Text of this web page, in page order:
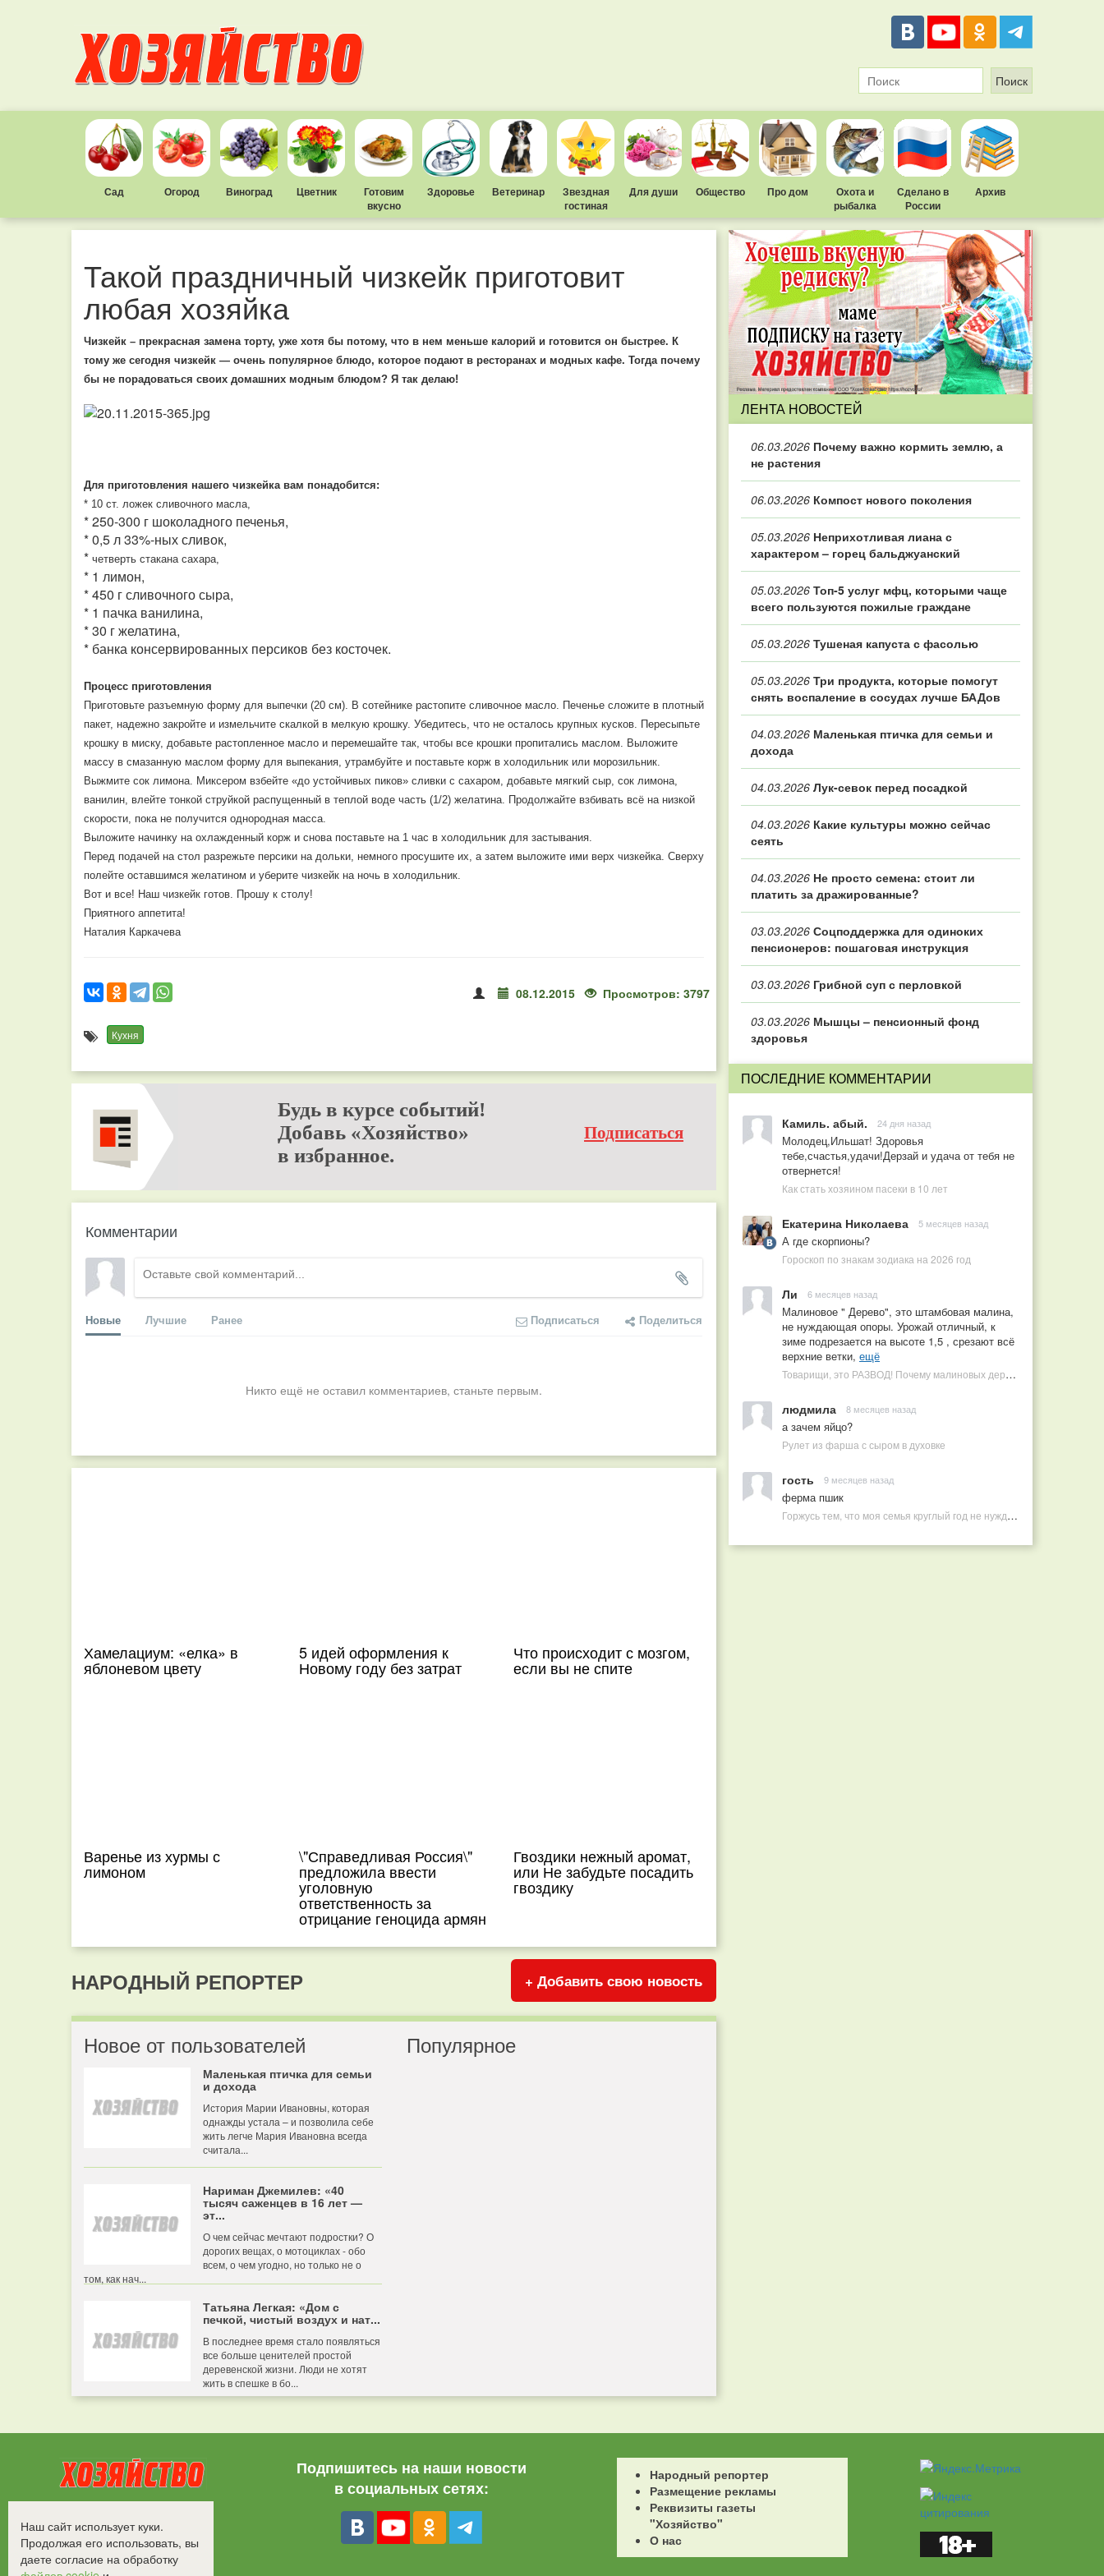
Сад Огород Виноград Цветник
Готовим
вкусно
Здоровье Ветеринар
Звездная
гостиная
Для души Общество Про дом
Охота и
рыбалка
Сделано в
России
Архив
Такой праздничный чизкейк приготовит
любая хозяйка
Чизкейк – прекрасная замена торту, уже хотя бы потому, что в нем меньше калорий и готовится он быстрее. К
тому же сегодня чизкейк — очень популярное блюдо, которое подают в ресторанах и модных кафе. Тогда почему
бы не порадоваться своих домашних модным блюдом? Я так делаю!
Для приготовления нашего чизкейка вам понадобится:
* 10 ст. ложек сливочного масла,
* 250-300 г шоколадного печенья,
* 0,5 л 33%-ных сливок,
* четверть стакана сахара,
* 1 лимон,
* 450 г сливочного сыра,
* 1 пачка ванилина,
* 30 г желатина,
* банка консервированных персиков без косточек.
Процесс приготовления
Приготовьте разъемную форму для выпечки (20 см). В сотейнике растопите сливочное масло. Печенье сложите в плотный
пакет, надежно закройте и измельчите скалкой в мелкую крошку. Убедитесь, что не осталось крупных кусков. Пересыпьте
крошку в миску, добавьте растопленное масло и перемешайте так, чтобы все крошки пропитались маслом. Выложите
массу в смазанную маслом форму для выпекания, утрамбуйте и поставьте корж в холодильник или морозильник.
Выжмите сок лимона. Миксером взбейте «до устойчивых пиков» сливки с сахаром, добавьте мягкий сыр, сок лимона,
ванилин, влейте тонкой струйкой распущенный в теплой воде часть (1/2) желатина. Продолжайте взбивать всё на низкой
скорости, пока не получится однородная масса.
Выложите начинку на охлажденный корж и снова поставьте на 1 час в холодильник для застывания.
Перед подачей на стол разрежьте персики на дольки, немного просушите их, а затем выложите ими верх чизкейка. Сверху
полейте оставшимся желатином и уберите чизкейк на ночь в холодильник.
Вот и все! Наш чизкейк готов. Прошу к столу!
Приятного аппетита!
Наталия Каркачева
08.12.2015 Просмотров: 3797
Кухня
Будь в курсе событий!
Добавь «Хозяйство»
в избранное.
Подписаться
Комментарии
Новые Лучшие Ранее Подписаться Поделиться
Никто ещё не оставил комментариев, станьте первым.
Хамелациум: «елка» в
яблоневом цвету
5 идей оформления к
Новому году без затрат
Что происходит с мозгом,
если вы не спите
Варенье из хурмы с
лимоном
\"Справедливая Россия\"
предложила ввести
уголовную
ответственность за
отрицание геноцида армян
Гвоздики нежный аромат,
или Не забудьте посадить
гвоздику
НАРОДНЫЙ РЕПОРТЕР + Добавить свою новость
Новое от пользователей
Маленькая птичка для семьи
и дохода
История Марии Ивановны, которая
однажды устала – и позволила себе
жить легче Мария Ивановна всегда
считала...
Нариман Джемилев: «40
тысяч саженцев в 16 лет —
эт...
О чем сейчас мечтают подростки? О
дорогих вещах, о мотоциклах - обо
всем, о чем угодно, но только не о
том, как нач...
Татьяна Легкая: «Дом с
печкой, чистый воздух и нат...
В последнее время стало появляться
все больше ценителей простой
деревенской жизни. Люди не хотят
жить в спешке в бо...
Популярное
ЛЕНТА НОВОСТЕЙ
06.03.2026 Почему важно кормить землю, а
не растения
06.03.2026 Компост нового поколения
05.03.2026 Неприхотливая лиана с
характером – горец бальджуанский
05.03.2026 Топ‑5 услуг мфц, которыми чаще
всего пользуются пожилые граждане
05.03.2026 Тушеная капуста с фасолью
05.03.2026 Три продукта, которые помогут
снять воспаление в сосудах лучше БАДов
04.03.2026 Маленькая птичка для семьи и
дохода
04.03.2026 Лук-севок перед посадкой
04.03.2026 Какие культуры можно сейчас
сеять
04.03.2026 Не просто семена: стоит ли
платить за дражированные?
03.03.2026 Соцподдержка для одиноких
пенсионеров: пошаговая инструкция
03.03.2026 Грибной суп с перловкой
03.03.2026 Мышцы – пенсионный фонд
здоровья
ПОСЛЕДНИЕ КОММЕНТАРИИ
Камиль. абый. 24 дня назад
Молодец,Ильшат! Здоровья
тебе,счастья,удачи!Дерзай и удача от тебя не
отвернется!
Как стать хозяином пасеки в 10 лет
Екатерина Николаева 5 месяцев назад
А где скорпионы?
Гороскоп по знакам зодиака на 2026 год
Ли 6 месяцев назад
Малиновое " Дерево", это штамбовая малина,
не нуждающая опоры. Урожай отличный, к
зиме подрезается на высоте 1,5 , срезают всё
верхние ветки, ещё
Товарищи, это РАЗВОД! Почему малиновых деревьев не бывает, или Как ушлые продавцы наживаются на мечтах садоводов
людмила 8 месяцев назад
а зачем яйцо?
Рулет из фарша с сыром в духовке
гость 9 месяцев назад
ферма пшик
Горжусь тем, что моя семья круглый год не нуждается в покупных витаминах
Все права защищены.
©2008-2017 - "Хозяйство"
Подпишитесь на наши новости
в социальных сетях:
Народный репортер
Размещение рекламы
Реквизиты газеты
"Хозяйство"
О нас
Наш сайт использует куки.
Продолжая его использовать, вы
даете согласие на обработку